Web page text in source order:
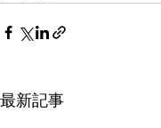
最新記事